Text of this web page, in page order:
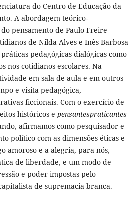
do Centro de Educação da
A abordagem teórico-
pensamento de Paulo Freire
de Nilda Alves e Inês Barbosa
pedagógicas dialógicas como
nos cotidianos escolares. Na
em sala de aula e em outros
e visita pedagógica,
ficcionais. Com o exercício de
históricos e pensantespraticantes
afirmamos como pesquisador e
político com as dimensões éticas e
amoroso e a alegria, para nós,
de liberdade, e um modo de
e poder impostas pelo
de supremacia branca.